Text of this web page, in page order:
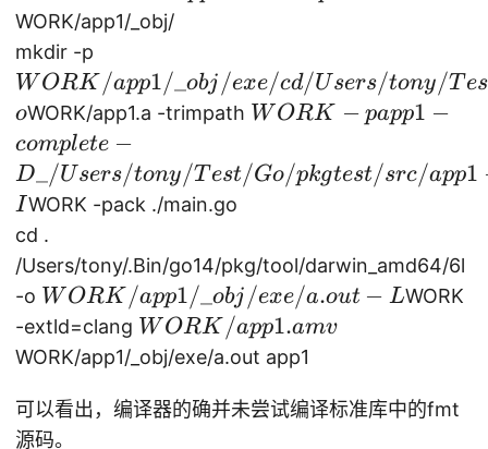
xr
2t
m
n
x
x6
q
xc
4
w
4
w
13
m
01
ld
-x
-v
./
W
O
R
K
=
/v
ar
/f
ol
rs
/2
WORK/app1/_obj/
mkdir -p
O
R
K
/a
p1
_o
bj
/e
xe
cd
WORK /app1/_ obj /exe/cd/Users/tony/T es
oWORK/app1.a -trimpath W
R
ap
p1
-
co
m
pl
et
WORK − papp1 −
complete −
D _/Users/tony/T est/Go/pkgtest/src/app1
IWORK -pack ./main.go
cd .
/Users/tony/.Bin/go14/pkg/tool/darwin_amd64/6l
-o W
O
R
/a
p
WORK /app1/_ obj /exe/a.out − LWORK
-extld=clang W
O
K
WORK /app1.amv
WORK/app1/_obj/exe/a.out app1
可以看出，编译器的确并未尝试编译标准库中的fmt
源码。